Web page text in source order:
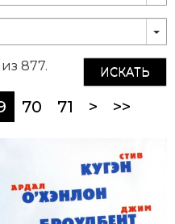
ИСКАТЬ
877.
(current)
70 71 > >>